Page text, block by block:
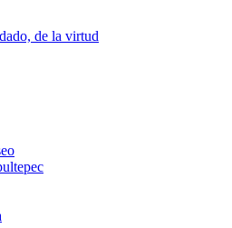
de la virtud